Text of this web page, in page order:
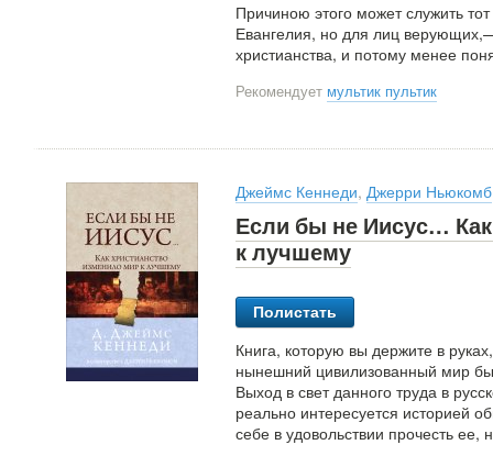
Причиною этого может служить
Евангелия, но для лиц
христианства, и потому менее
Рекомендует мультик пультик
Джеймс Кеннеди, Джерри Ньюкомб
Если бы не Иисус…
к лучшему
Полистать
Книга, которую вы держите в
нынешний цивилизованный мир
Выход в свет данного труда в
реально интересуется историей
себе в удовольствии прочесть